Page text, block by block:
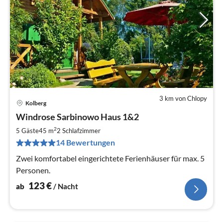
3 km von Chlopy
Kolberg
Windrose Sarbinowo Haus 1&2
5 Gäste45 m22 Schlafzimmer
14 Bewertungen
Zwei komfortabel eingerichtete Ferienhäuser für max. 5
Personen.
ab 123€/ Nacht